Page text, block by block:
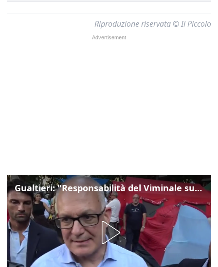
Riproduzione riservata © Il Piccolo
Gualtieri: "Responsabilità del Viminale su Spin Time? La posizione dei partiti è nota"